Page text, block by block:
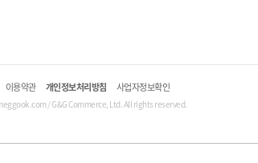
이용약관 개인정보처리방침 사업자정보확인
/ G&G Commerce, Ltd. All rights reserved.